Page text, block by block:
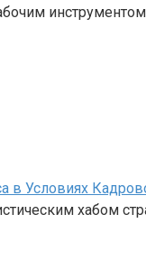
в Условиях
хабом